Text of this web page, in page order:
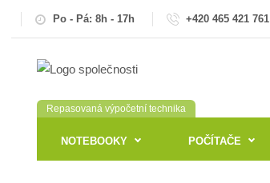
Po - Pá: 8h - 17h +420 465 421 761
Repasovaná výpočetní technika
NOTEBOOKY POČÍTAČE